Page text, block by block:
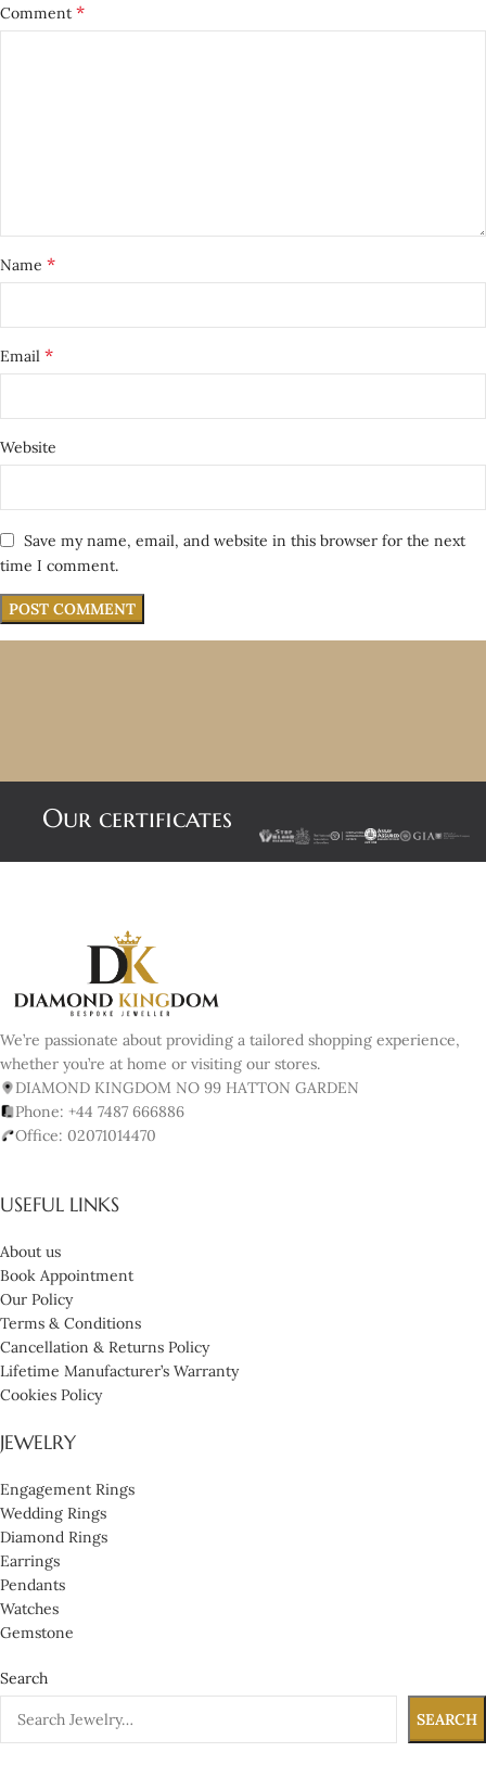
Comment *
Name *
Email *
Website
Save my name, email, and website in this browser for the next
time I comment.
Our certificates
We’re passionate about providing a tailored shopping experience,
whether you’re at home or visiting our stores.
DIAMOND KINGDOM NO 99 HATTON GARDEN
Phone: +44 7487 666886
Office: 02071014470
USEFUL LINKS
About us
Book Appointment
Our Policy
Terms & Conditions
Cancellation & Returns Policy
Lifetime Manufacturer’s Warranty
Cookies Policy
JEWELRY
Engagement Rings
Wedding Rings
Diamond Rings
Earrings
Pendants
Watches
Gemstone
Search
SEARCH